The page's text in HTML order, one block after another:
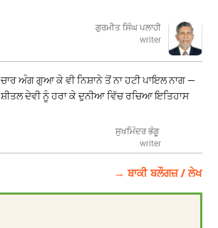
ਗੁਰਮੀਤ ਸਿੰਘ ਪਲਾਹੀ
writer
ਚਾਰ ਅੰਗ ਗੁਆ ਕੇ ਵੀ ਨਿਸ਼ਾਨੇ ਤੋਂ ਨਾ ਹਟੀ ਪਾਇਲ ਨਾਗ —
ਸ਼ੀਤਲ ਦੇਵੀ ਨੂੰ ਹਰਾ ਕੇ ਦੁਨੀਆ ਵਿੱਚ ਰਚਿਆ ਇਤਿਹਾਸ
ਸੁਖਮਿੰਦਰ ਭੰਗੂ
writer
→ ਬਾਕੀ ਬਲੌਗਜ਼ / ਲੇਖ